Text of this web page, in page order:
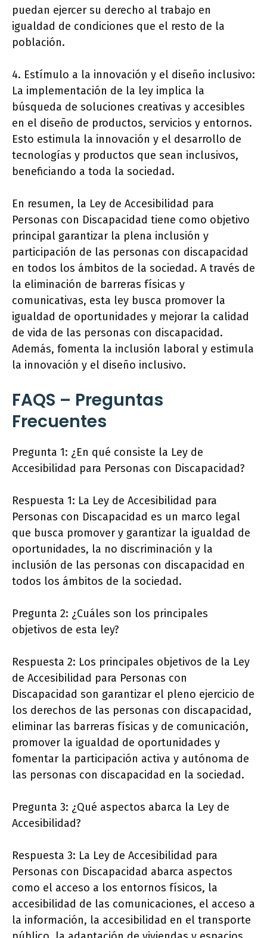
puedan ejercer su derecho al trabajo en
igualdad de condiciones que el resto de la
población.
4. Estímulo a la innovación y el diseño inclusivo:
La implementación de la ley implica la
búsqueda de soluciones creativas y accesibles
en el diseño de productos, servicios y entornos.
Esto estimula la innovación y el desarrollo de
tecnologías y productos que sean inclusivos,
beneficiando a toda la sociedad.
En resumen, la Ley de Accesibilidad para
Personas con Discapacidad tiene como objetivo
principal garantizar la plena inclusión y
participación de las personas con discapacidad
en todos los ámbitos de la sociedad. A través de
la eliminación de barreras físicas y
comunicativas, esta ley busca promover la
igualdad de oportunidades y mejorar la calidad
de vida de las personas con discapacidad.
Además, fomenta la inclusión laboral y estimula
la innovación y el diseño inclusivo.
FAQS – Preguntas
Frecuentes
Pregunta 1: ¿En qué consiste la Ley de
Accesibilidad para Personas con Discapacidad?
Respuesta 1: La Ley de Accesibilidad para
Personas con Discapacidad es un marco legal
que busca promover y garantizar la igualdad de
oportunidades, la no discriminación y la
inclusión de las personas con discapacidad en
todos los ámbitos de la sociedad.
Pregunta 2: ¿Cuáles son los principales
objetivos de esta ley?
Respuesta 2: Los principales objetivos de la Ley
de Accesibilidad para Personas con
Discapacidad son garantizar el pleno ejercicio de
los derechos de las personas con discapacidad,
eliminar las barreras físicas y de comunicación,
promover la igualdad de oportunidades y
fomentar la participación activa y autónoma de
las personas con discapacidad en la sociedad.
Pregunta 3: ¿Qué aspectos abarca la Ley de
Accesibilidad?
Respuesta 3: La Ley de Accesibilidad para
Personas con Discapacidad abarca aspectos
como el acceso a los entornos físicos, la
accesibilidad de las comunicaciones, el acceso a
la información, la accesibilidad en el transporte